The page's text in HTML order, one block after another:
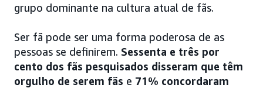
grupo dominante na cultura atual de fãs.
Ser fã pode ser uma forma poderosa de as
pessoas se definirem. Sessenta e três por
cento dos fãs pesquisados disseram que têm
orgulho de serem fãs e 71% concordaram